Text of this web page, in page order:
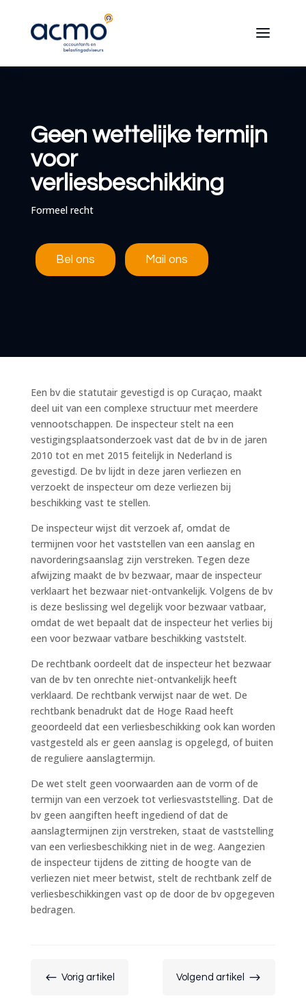
Geen wettelijke termijn
voor
verliesbeschikking
Formeel recht
Bel ons Mail ons
Een bv die statutair gevestigd is op Curaçao, maakt
deel uit van een complexe structuur met meerdere
vennootschappen. De inspecteur stelt na een
vestigingsplaatsonderzoek vast dat de bv in de jaren
2010 tot en met 2015 feitelijk in Nederland is
gevestigd. De bv lijdt in deze jaren verliezen en
verzoekt de inspecteur om deze verliezen bij
beschikking vast te stellen.
De inspecteur wijst dit verzoek af, omdat de
termijnen voor het vaststellen van een aanslag en
navorderingsaanslag zijn verstreken. Tegen deze
afwijzing maakt de bv bezwaar, maar de inspecteur
verklaart het bezwaar niet-ontvankelijk. Volgens de bv
is deze beslissing wel degelijk voor bezwaar vatbaar,
omdat de wet bepaalt dat de inspecteur het verlies bij
een voor bezwaar vatbare beschikking vaststelt.
De rechtbank oordeelt dat de inspecteur het bezwaar
van de bv ten onrechte niet-ontvankelijk heeft
verklaard. De rechtbank verwijst naar de wet. De
rechtbank benadrukt dat de Hoge Raad heeft
geoordeeld dat een verliesbeschikking ook kan worden
vastgesteld als er geen aanslag is opgelegd, of buiten
de reguliere aanslagtermijn.
De wet stelt geen voorwaarden aan de vorm of de
termijn van een verzoek tot verliesvaststelling. Dat de
bv geen aangiften heeft ingediend of dat de
aanslagtermijnen zijn verstreken, staat de vaststelling
van een verliesbeschikking niet in de weg. Aangezien
de inspecteur tijdens de zitting de hoogte van de
verliezen niet meer betwist, stelt de rechtbank zelf de
verliesbeschikkingen vast op de door de bv opgegeven
bedragen.
# Vorig artikel Volgend artikel $